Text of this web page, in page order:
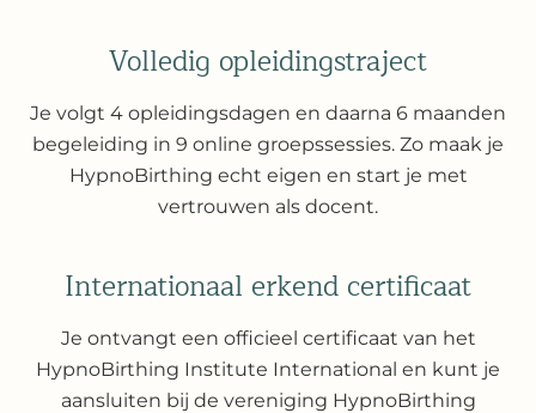
Volledig opleidings­traject
Je volgt 4 opleidingsdagen en daarna 6 maanden
begeleiding in 9 online groepssessies. Zo maak je
HypnoBirthing echt eigen en start je met
vertrouwen als docent.
Internationaal erkend certificaat
Je ontvangt een officieel certificaat van het
HypnoBirthing Institute International en kunt je
aansluiten bij de vereniging HypnoBirthing